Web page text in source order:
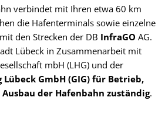
verbindet mit Ihren etwa 60 km
die Hafenterminals sowie einzelne
den Strecken der DB InfraGO AG.
Lübeck in Zusammenarbeit mit
mbH (LHG) und der
GmbH (GIG) für Betrieb,
der Hafenbahn zuständig.